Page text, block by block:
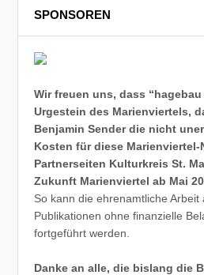
SPONSOREN
Wir freuen uns, dass “hagebau
Urgestein des Marienviertels,
Benjamin Sender die nicht
Kosten für diese
Partnerseiten Kulturkreis St.
Zukunft Marienviertel ab Mai
So kann die ehrenamtliche Arbeit
Publikationen ohne finanzielle
fortgeführt werden.
Danke an alle, die bislang die